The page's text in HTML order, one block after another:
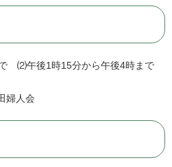
⑵午後1時15分から午後4時まで
婦人会